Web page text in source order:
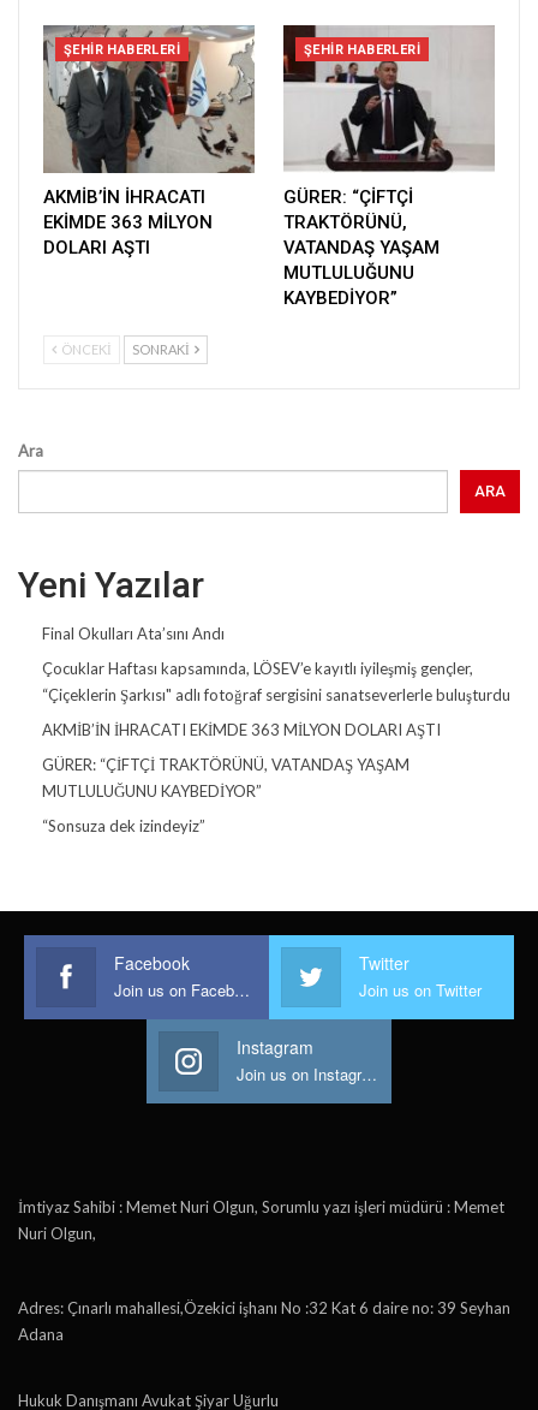
ŞEHIR HABERLERI
AKMİB’İN İHRACATI
EKİMDE 363 MİLYON
DOLARI AŞTI
ŞEHIR HABERLERI
GÜRER: “ÇİFTÇİ
TRAKTÖRÜNÜ,
VATANDAŞ YAŞAM
MUTLULUĞUNU
KAYBEDİYOR”
ÖNCEKI SONRAKI
Ara
ARA
Yeni Yazılar
Final Okulları Ata’sını Andı
Çocuklar Haftası kapsamında, LÖSEV’e kayıtlı iyileşmiş gençler,
“Çiçeklerin Şarkısı" adlı fotoğraf sergisini sanatseverlerle buluşturdu
AKMİB’İN İHRACATI EKİMDE 363 MİLYON DOLARI AŞTI
GÜRER: “ÇİFTÇİ TRAKTÖRÜNÜ, VATANDAŞ YAŞAM
MUTLULUĞUNU KAYBEDİYOR”
“Sonsuza dek izindeyiz”
Facebook
Join us on Facebook
Twitter
Join us on Twitter
Instagram
Join us on Instagram
İmtiyaz Sahibi : Memet Nuri Olgun, Sorumlu yazı işleri müdürü : Memet
Nuri Olgun,
Adres: Çınarlı mahallesi,Özekici işhanı No :32 Kat 6 daire no: 39 Seyhan
Adana
Hukuk Danışmanı Avukat Şiyar Uğurlu